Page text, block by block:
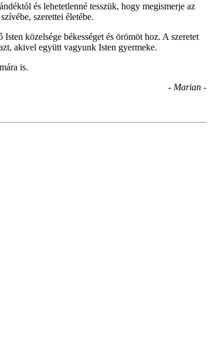
és lehetetlenné tesszük, hogy megismerje az
szerettei életébe.
közelsége békességet és örömöt hoz. A szeretet
akivel együtt vagyunk Isten gyermeke.
is.
- Marian -